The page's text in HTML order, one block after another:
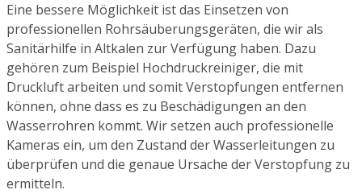
Eine bessere Möglichkeit ist das Einsetzen von
professionellen Rohrsäuberungsgeräten, die wir als
Sanitärhilfe in Altkalen zur Verfügung haben. Dazu
gehören zum Beispiel Hochdruckreiniger, die mit
Druckluft arbeiten und somit Verstopfungen entfernen
können, ohne dass es zu Beschädigungen an den
Wasserrohren kommt. Wir setzen auch professionelle
Kameras ein, um den Zustand der Wasserleitungen zu
überprüfen und die genaue Ursache der Verstopfung zu
ermitteln.